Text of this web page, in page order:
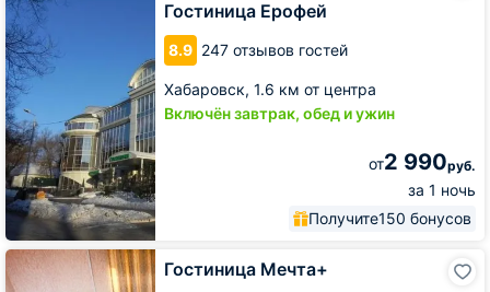
Гостиница Ерофей
8.9 247 отзывов гостей
Хабаровск, 1.6 км от центра
Включён завтрак, обед и ужин
от2 990руб.
за 1 ночь
Получите150 бонусов
Гостиница Мечта+
Гостиница
Мечта+